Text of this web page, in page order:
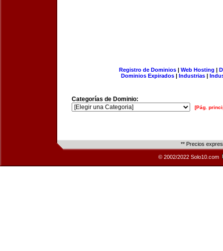
Registro de Dominios| Web Hosting |
Dominios Expirados | Industrias |
Categorías de Dominio:
[Pág.
** Precios
© 2002/2022 Solo10.com